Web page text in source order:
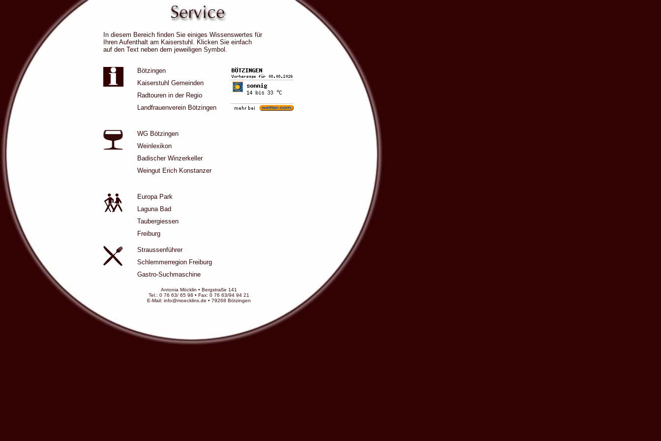
In diesem Bereich finden Sie einiges Wissenswertes für
Ihren Aufenthalt am Kaiserstuhl. Klicken Sie einfach
auf den Text neben dem jeweiligen Symbol.
Bötzingen
Kaiserstuhl Gemeinden
Radtouren in der Regio
Landfrauenverein Bötzingen
WG Bötzingen
Weinlexikon
Badischer Winzerkeller
Weingut Erich Konstanzer
Europa Park
Laguna Bad
Taubergiessen
Freiburg
Straussenführer
Schlemmerregion Freiburg
Gastro-Suchmaschine
Antonia Möcklin • Bergstraße 141
Tel.: 0 76 63/ 65 98 • Fax: 0 76 63/94 94 21
E-Mail: info@moecklins.de • 79268 Bötzingen